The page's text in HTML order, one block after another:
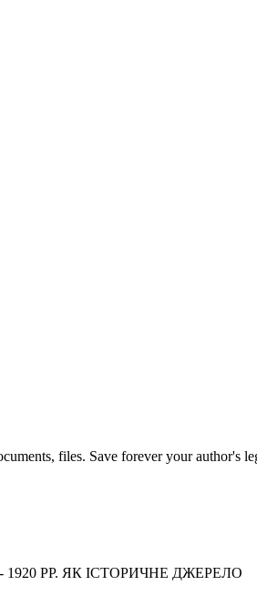
files. Save forever your author's
РР. ЯК ІСТОРИЧНЕ ДЖЕРЕЛО